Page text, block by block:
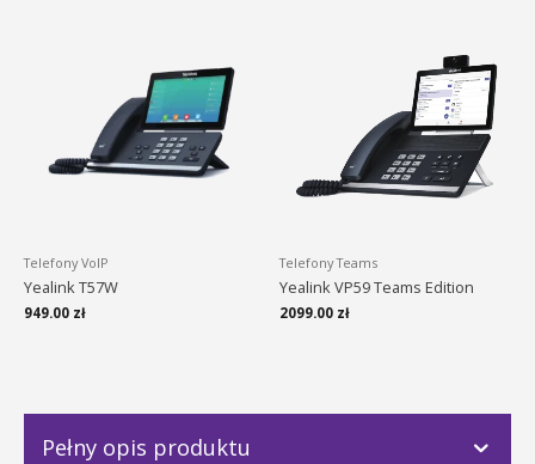
Telefony VoIP
Yealink T57W
949.00 zł
Telefony Teams
Yealink VP59 Teams Edition
2099.00 zł
Pełny opis produktu